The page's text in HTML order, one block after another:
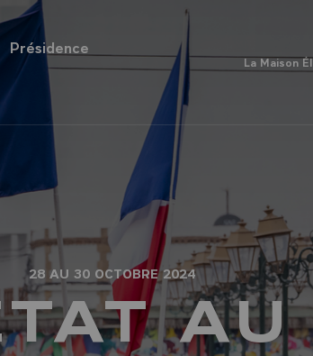
Présidence
La Maison
28 AU 30 OCTOBRE 2024
AU